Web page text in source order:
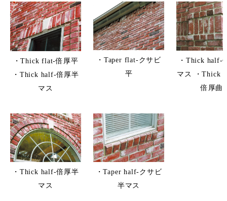
・Thick flat-倍厚平
・Thick half-倍厚半
マス
・Taper flat-クサビ
平
・Thick half-
マス ・Thick
倍厚曲
・Thick half-倍厚半
マス
・Taper half-クサビ
半マス